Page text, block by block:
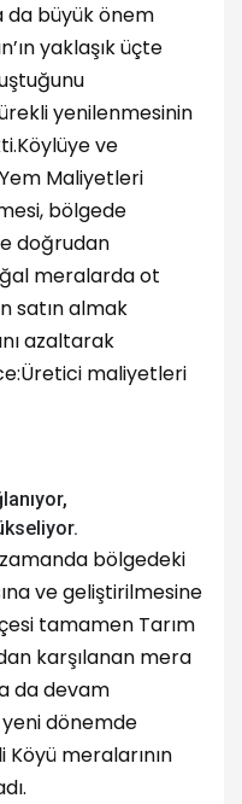
da büyük önem
yaklaşık üçte
yenilenmesinin
Köylüye ve
Maliyetleri
bölgede
doğrudan
meralarda ot
satın almak
azaltarak
Üretici maliyetleri
bölgedeki
ve geliştirilmesine
tamamen Tarım
karşılanan mera
da devam
dönemde
meralarının